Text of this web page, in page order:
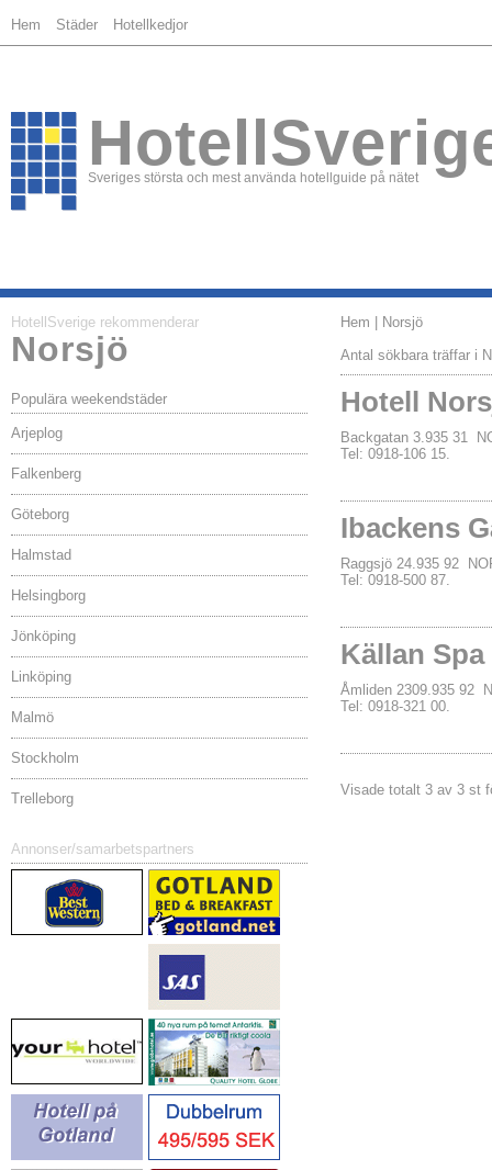
Hem Städer Hotellkedjor
Sveriges största och mest använda hotellguide på nätet
HotellSverige rekommenderar
Norsjö
Populära weekendstäder
Arjeplog
Falkenberg
Göteborg
Halmstad
Helsingborg
Jönköping
Linköping
Malmö
Stockholm
Trelleborg
Annonser/samarbetspartners
Hem | Norsjö
Antal sökbara träffar i
Hotell
Backgatan 3.935 31
Tel: 0918-106 15.
Ibackens
Raggsjö 24.935 92
Tel: 0918-500 87.
Källan Spa
Åmliden 2309.935 92
Tel: 0918-321 00.
Visade totalt 3 av 3 st